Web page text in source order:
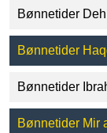
Bønnetider
Bønnetider
Bønnetider
Bønnetider Mir